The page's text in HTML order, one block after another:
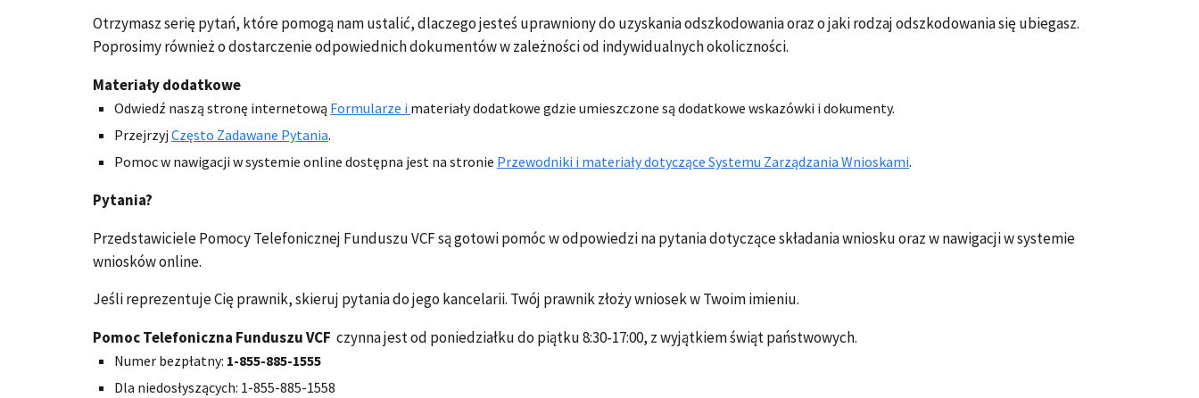
Otrzymasz serię pytań, które pomogą nam ustalić, dlaczego jesteś uprawniony do uzyskania odszkodowania oraz o jaki rodzaj odszkodowania się ubiegasz.
Poprosimy również o dostarczenie odpowiednich dokumentów w zależności od indywidualnych okoliczności.
Materiały dodatkowe
Odwiedź naszą stronę internetową Formularze i materiały dodatkowe gdzie umieszczone są dodatkowe wskazówki i dokumenty.
Przejrzyj Często Zadawane Pytania.
Pomoc w nawigacji w systemie online dostępna jest na stronie Przewodniki i materiały dotyczące Systemu Zarządzania Wnioskami.
Pytania?
Przedstawiciele Pomocy Telefonicznej Funduszu VCF są gotowi pomóc w odpowiedzi na pytania dotyczące składania wniosku oraz w nawigacji w systemie
wniosków online.
Jeśli reprezentuje Cię prawnik, skieruj pytania do jego kancelarii. Twój prawnik złoży wniosek w Twoim imieniu.
Pomoc Telefoniczna Funduszu VCF czynna jest od poniedziałku do piątku 8:30-17:00, z wyjątkiem świąt państwowych.
Numer bezpłatny: 1-855-885-1555
Dla niedosłyszących: 1-855-885-1558